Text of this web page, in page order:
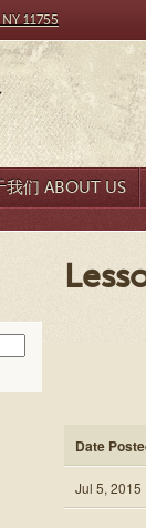
11755
我们 ABOUT US
Date
Jul 5, 2015